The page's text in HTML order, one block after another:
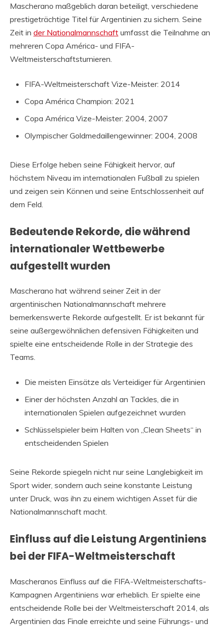
Mascherano maßgeblich daran beteiligt, verschiedene
prestigeträchtige Titel für Argentinien zu sichern. Seine
Zeit in der Nationalmannschaft umfasst die Teilnahme an
mehreren Copa América- und FIFA-
Weltmeisterschaftsturnieren.
FIFA-Weltmeisterschaft Vize-Meister: 2014
Copa América Champion: 2021
Copa América Vize-Meister: 2004, 2007
Olympischer Goldmedaillengewinner: 2004, 2008
Diese Erfolge heben seine Fähigkeit hervor, auf
höchstem Niveau im internationalen Fußball zu spielen
und zeigen sein Können und seine Entschlossenheit auf
dem Feld.
Bedeutende Rekorde, die während
internationaler Wettbewerbe
aufgestellt wurden
Mascherano hat während seiner Zeit in der
argentinischen Nationalmannschaft mehrere
bemerkenswerte Rekorde aufgestellt. Er ist bekannt für
seine außergewöhnlichen defensiven Fähigkeiten und
spielte eine entscheidende Rolle in der Strategie des
Teams.
Die meisten Einsätze als Verteidiger für Argentinien
Einer der höchsten Anzahl an Tackles, die in
internationalen Spielen aufgezeichnet wurden
Schlüsselspieler beim Halten von „Clean Sheets“ in
entscheidenden Spielen
Seine Rekorde spiegeln nicht nur seine Langlebigkeit im
Sport wider, sondern auch seine konstante Leistung
unter Druck, was ihn zu einem wichtigen Asset für die
Nationalmannschaft macht.
Einfluss auf die Leistung Argentiniens
bei der FIFA-Weltmeisterschaft
Mascheranos Einfluss auf die FIFA-Weltmeisterschafts-
Kampagnen Argentiniens war erheblich. Er spielte eine
entscheidende Rolle bei der Weltmeisterschaft 2014, als
Argentinien das Finale erreichte und seine Führungs- und